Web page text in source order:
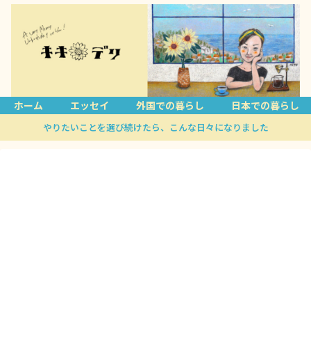
ホーム エッセイ 外国での暮らし 日本での暮らし
やりたいことを選び続けたら、こんな日々になりました